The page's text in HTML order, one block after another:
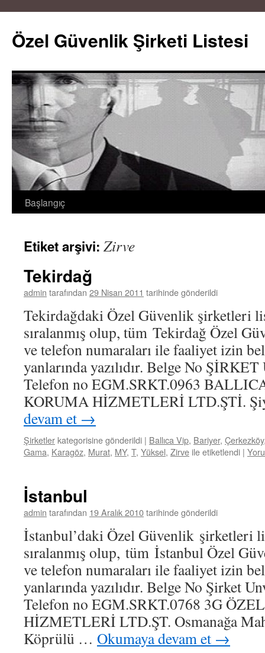
Özel Güvenlik Şirketi Listesi
İçeriğe
Başlangıç
Etiket arşivi: Zirve
Tekirdağ
admin tarafından 29 Nisan 2011 tarihinde gönderildi
Tekirdağdaki Özel Güvenlik şirketleri
sıralanmış olup, tüm Tekirdağ Özel
ve telefon numaraları ile faaliyet izin
yanlarında yazılıdır. Belge No
Telefon no EGM.SRKT.0963
KORUMA HİZMETLERİ LTD.ŞTİ.
devam et →
Şirketler kategorisine gönderildi | Ballıca Vip, Bariyer, Çerkezköy
Gama, Karagöz, Murat, MY, T, Yüksel, Zirve ile etiketlendi |
İstanbul
admin tarafından 19 Aralık 2010tarihinde gönderildi
İstanbul’daki Özel Güvenlik şirketleri
sıralanmış olup, tüm İstanbul Özel
ve telefon numaraları ile faaliyet izin
yanlarında yazılıdır. Belge No Şirket
Telefon no EGM.SRKT.0768 3G
HİZMETLERİ LTD.ŞT. Osmanağa
Köprülü … Okumaya devam et →